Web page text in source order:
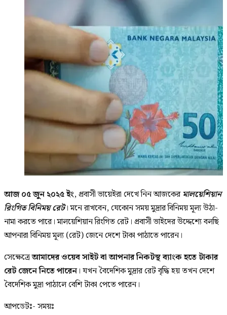
আজ ০৫ জুন ২০২৫ ইং, প্রবাসী ভায়েইরা দেখে নিন আজকের মালয়েশিয়ান
রিংগিত বিনিময় রেট। মনে রাখবেন, যেকোন সময় মুদ্রার বিনিময় মূল্য উঠা-
নামা করতে পারে। মালয়েশিয়ান রিংগিত রেট। প্রবাসী ভাইদের উদ্দেশ্যে বলছি
আপনারা বিনিময় মূল্য (রেট) জেনে দেশে টাকা পাঠাতে পারেন।
সেক্ষেত্রেআমাদের ওয়েব সাইট বা আপনার নিকটস্থ ব্যাংক হতে টাকার
রেট জেনে নিতে পারেন। যখন বৈদেশিক মুদ্রার রেট বৃদ্ধি হয় তখন দেশে
বৈদেশিক মুদ্রা পাঠালে বেশি টাকা পেতে পারেন।
আপডেটঃ- সময়ঃ